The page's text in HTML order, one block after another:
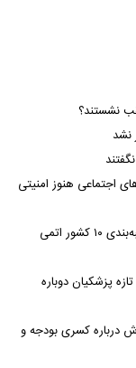
نشد
اجتماعی هنوز امنیتی
اینفوگرافی/ کدام کشور بیشترین بمب اتم را دارد؟ رتبه‌بندی ۱۰ کشور اتمی
پزشکیان دوباره
درباره کسری بودجه و